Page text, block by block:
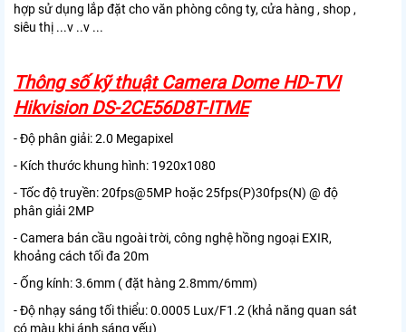
hợp sử dụng lắp đặt cho văn phòng công ty, cửa hàng , shop ,
siêu thị ...v ..v ...
Thông số kỹ thuật Camera Dome HD-TVI
Hikvision DS-2CE56D8T-ITME
- Độ phân giải: 2.0 Megapixel
- Kích thước khung hình: 1920x1080
- Tốc độ truyền: 20fps@5MP hoặc 25fps(P)30fps(N) @ độ
phân giải 2MP
- Camera bán cầu ngoài trời, công nghệ hồng ngoại EXIR,
khoảng cách tối đa 20m
- Ống kính: 3.6mm ( đặt hàng 2.8mm/6mm)
- Độ nhạy sáng tối thiểu: 0.0005 Lux/F1.2 (khả năng quan sát
có màu khi ánh sáng yếu)